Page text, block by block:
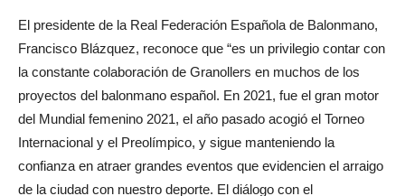
El presidente de la Real Federación Española de Balonmano,
Francisco Blázquez, reconoce que “es un privilegio contar con
la constante colaboración de Granollers en muchos de los
proyectos del balonmano español. En 2021, fue el gran motor
del Mundial femenino 2021, el año pasado acogió el Torneo
Internacional y el Preolímpico, y sigue manteniendo la
confianza en atraer grandes eventos que evidencien el arraigo
de la ciudad con nuestro deporte. El diálogo con el